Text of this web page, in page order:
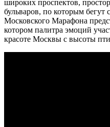
широких проспектов,
бульваров, по которым
Московского Марафона
котором палитра эмоций
красоте Москвы с высоты